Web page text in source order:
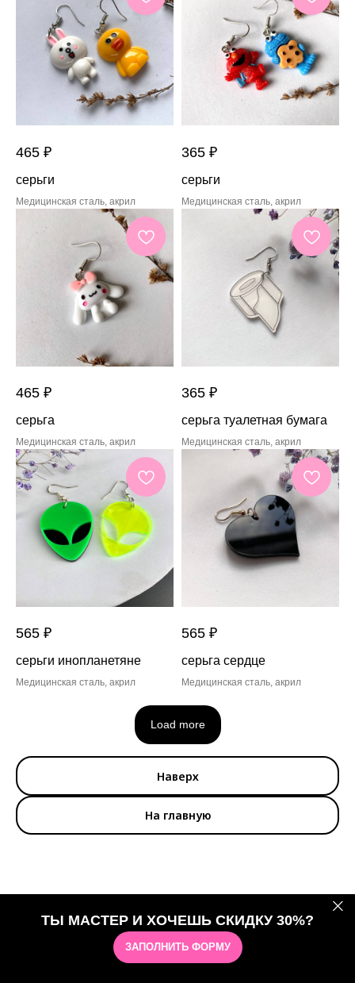
465 ₽
серьги
Медицинская сталь, акрил
365 ₽
серьги
Медицинская сталь, акрил
465 ₽
серьга
Медицинская сталь, акрил
365 ₽
серьга туалетная бумага
Медицинская сталь, акрил
565 ₽
серьги инопланетяне
Медицинская сталь, акрил
565 ₽
серьга сердце
Медицинская сталь, акрил
Load more
Наверх
На главную
ТЫ МАСТЕР И ХОЧЕШЬ СКИДКУ 30%?
ЗАПОЛНИТЬ ФОРМУ